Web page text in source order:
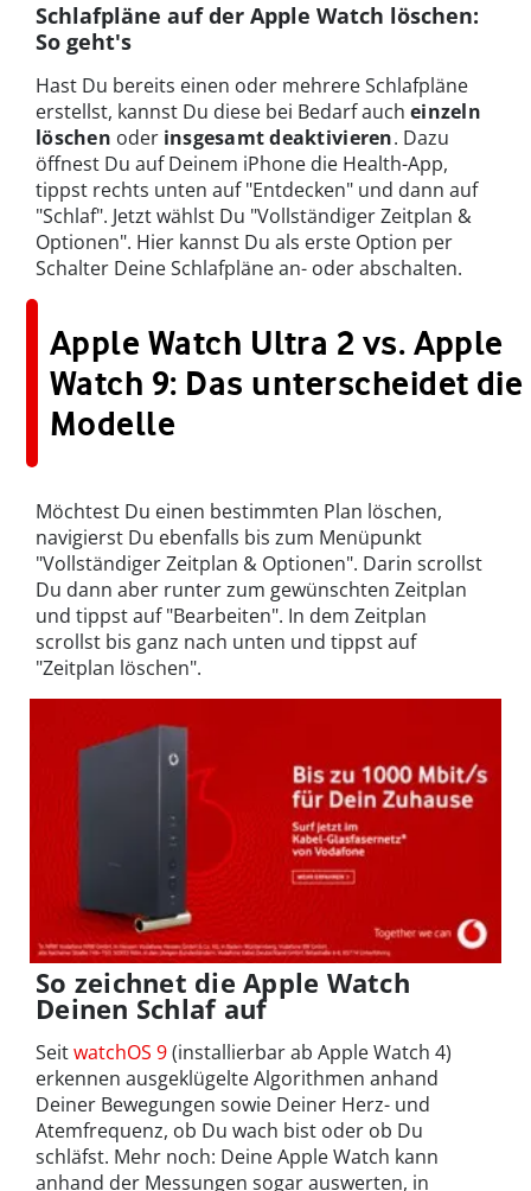
Schlafpläne auf der Apple Watch löschen:
So geht's
Hast Du bereits einen oder mehrere Schlafpläne
erstellst, kannst Du diese bei Bedarf auch einzeln
löschen oder insgesamt deaktivieren. Dazu
öffnest Du auf Deinem iPhone die Health-App,
tippst rechts unten auf "Entdecken" und dann auf
"Schlaf". Jetzt wählst Du "Vollständiger Zeitplan &
Optionen". Hier kannst Du als erste Option per
Schalter Deine Schlafpläne an- oder abschalten.
Apple Watch Ultra 2 vs. Apple
Watch 9: Das unterscheidet die
Modelle
Möchtest Du einen bestimmten Plan löschen,
navigierst Du ebenfalls bis zum Menüpunkt
"Vollständiger Zeitplan & Optionen". Darin scrollst
Du dann aber runter zum gewünschten Zeitplan
und tippst auf "Bearbeiten". In dem Zeitplan
scrollst bis ganz nach unten und tippst auf
"Zeitplan löschen".
So zeichnet die Apple Watch
Deinen Schlaf auf
SeitwatchOS 9(installierbar ab Apple Watch 4)
erkennen ausgeklügelte Algorithmen anhand
Deiner Bewegungen sowie Deiner Herz- und
Atemfrequenz, ob Du wach bist oder ob Du
schläfst. Mehr noch: Deine Apple Watch kann
anhand der Messungen sogar auswerten, in